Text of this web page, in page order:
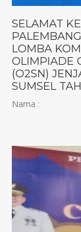
SELAMAT
LOMBA
OLIMPIADE
(O2SN)
SUMSEL
Nama :